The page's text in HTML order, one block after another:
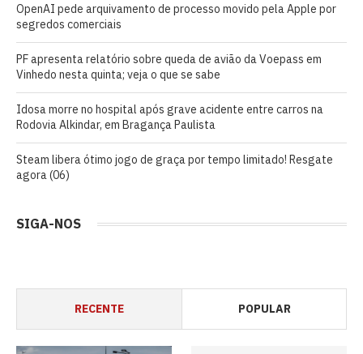
OpenAI pede arquivamento de processo movido pela Apple por
segredos comerciais
PF apresenta relatório sobre queda de avião da Voepass em
Vinhedo nesta quinta; veja o que se sabe
Idosa morre no hospital após grave acidente entre carros na
Rodovia Alkindar, em Bragança Paulista
Steam libera ótimo jogo de graça por tempo limitado! Resgate
agora (06)
SIGA-NOS
RECENTE POPULAR